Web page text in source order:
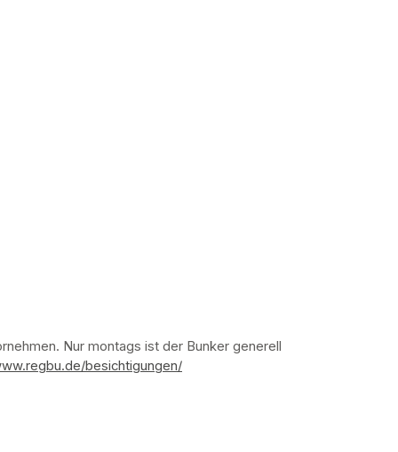
Nur montags ist der Bunker generell
besichtigungen/